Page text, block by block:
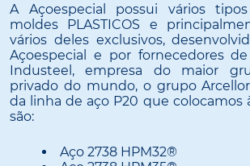
A Açoespecial possui vários
moldes PLASTICOS e
vários deles exclusivos,
Açoespecial e por fornecedores
Industeel, empresa do maior
privado do mundo, o grupo
da linha de aço P20 que colocamos
são:
Aço 2738 HPM32®